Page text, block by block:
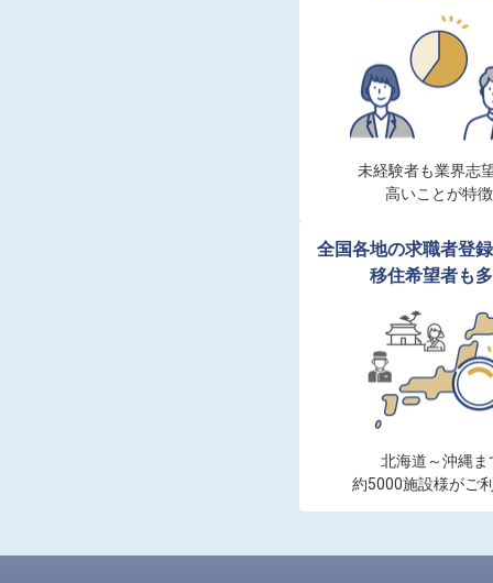
未経験者も業界志
高いことが特徴
全国各地の求職者登
移住希望者も
北海道～沖縄ま
約5000施設様がご